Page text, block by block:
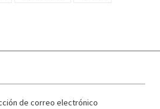
de correo electrónico